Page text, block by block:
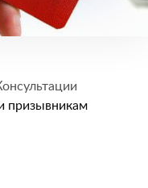
призывникам